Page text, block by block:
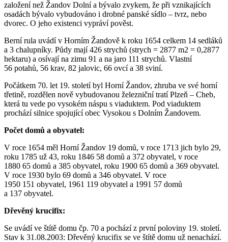
založení než Žandov Dolní a bývalo zvykem, že při vznikajících
osadách bývalo vybudováno i drobné panské sídlo – tvrz, nebo
dvorec. O jeho existenci vypráví pověst.
Berní rula uvádí v Horním Žandově k roku 1654 celkem 14 sedláků
a 3 chalupníky. Půdy mají 426 strychů (strych = 2877 m2 = 0,2877
hektaru) a osívají na zimu 91 a na jaro 111 strychů. Vlastní
56 potahů, 56 krav, 82 jalovic, 66 ovcí a 38 sviní.
Počátkem 70. let 19. století byl Horní Žandov, zhruba ve své horní
třetině, rozdělen nově vybudovanou železniční tratí Plzeň – Cheb,
která tu vede po vysokém náspu s viaduktem. Pod viaduktem
prochází silnice spojující obec Vysokou s Dolním Žandovem.
Počet domů a obyvatel:
V roce 1654 měl Horní Žandov 19 domů, v roce 1713 jich bylo 29,
roku 1785 už 43, roku 1846 58 domů a 372 obyvatel, v roce
1880 65 domů a 385 obyvatel, roku 1900 65 domů a 369 obyvatel.
V roce 1930 bylo 69 domů a 346 obyvatel. V roce
1950 151 obyvatel, 1961 119 obyvatel a 1991 57 domů
a 137 obyvatel.
Dřevěný krucifix:
Se uvádí ve štítě domu čp. 70 a pochází z první poloviny 19. století.
Stav k 31.08.2003: Dřevěný krucifix se ve štítě domu už nenachází.